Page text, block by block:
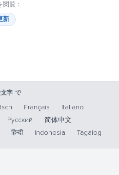
覧：
新
字 で
Français
Italiano
Русский
简体中文
हिन्दी Indonesia Tagalog